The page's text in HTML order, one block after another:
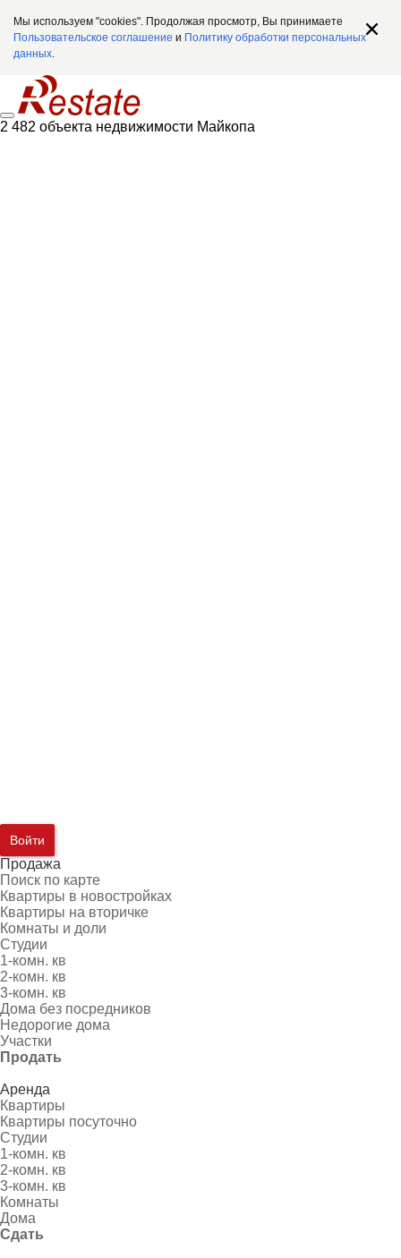
Мы используем "cookies". Продолжая просмотр, Вы принимаете
Пользовательское соглашение и Политику обработки персональных
данных.
2 482 объекта недвижимости Майкопа
Войти
Продажа
Поиск по карте
Квартиры в новостройках
Квартиры на вторичке
Комнаты и доли
Студии
1-комн. кв
2-комн. кв
3-комн. кв
Дома без посредников
Недорогие дома
Участки
Продать
Аренда
Квартиры
Квартиры посуточно
Студии
1-комн. кв
2-комн. кв
3-комн. кв
Комнаты
Дома
Сдать